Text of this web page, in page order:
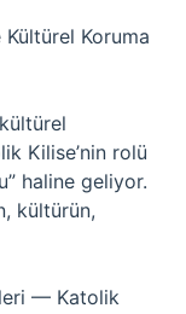
Koruma
Kilise’nin rolü
haline geliyor.
kültürün,
— Katolik